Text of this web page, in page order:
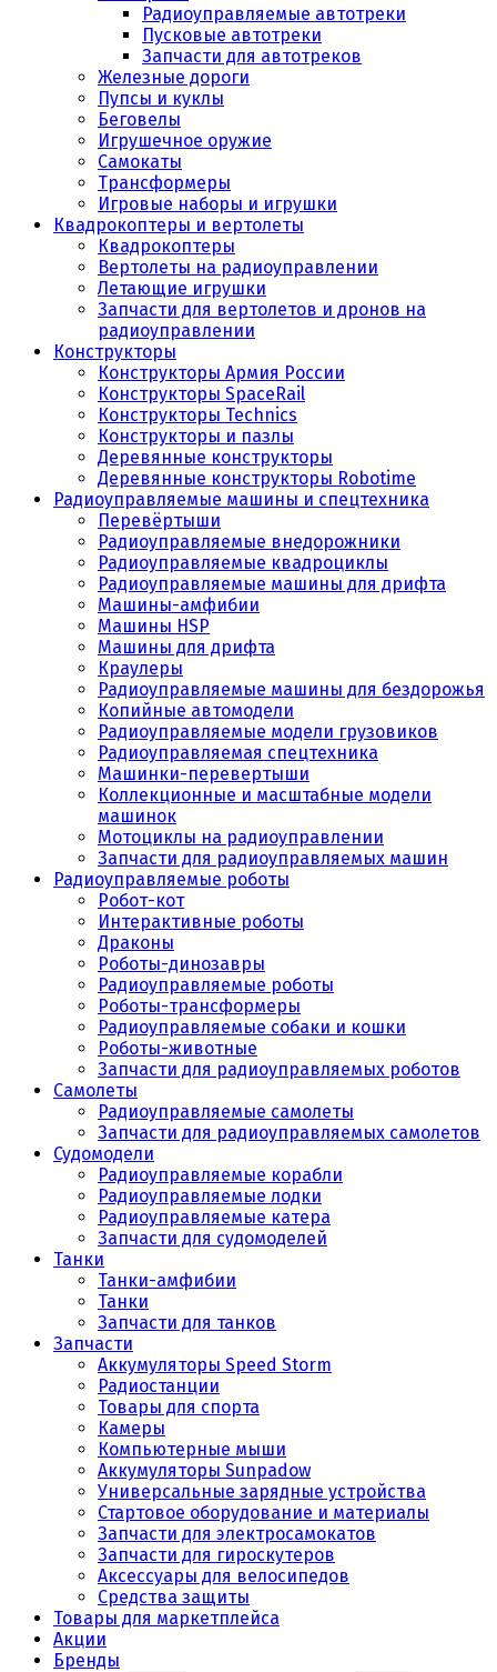
Радиоуправляемые автотреки
Пусковые автотреки
Запчасти для автотреков
Железные дороги
Пупсы и куклы
Беговелы
Игрушечное оружие
Самокаты
Трансформеры
Игровые наборы и игрушки
Квадрокоптеры и вертолеты
Квадрокоптеры
Вертолеты на радиоуправлении
Летающие игрушки
Запчасти для вертолетов и дронов на
радиоуправлении
Конструкторы
Конструкторы Армия России
Конструкторы SpaceRail
Конструкторы Technics
Конструкторы и пазлы
Деревянные конструкторы
Деревянные конструкторы Robotime
Радиоуправляемые машины и спецтехника
Перевёртыши
Радиоуправляемые внедорожники
Радиоуправляемые квадроциклы
Радиоуправляемые машины для дрифта
Машины-амфибии
Машины HSP
Машины для дрифта
Краулеры
Радиоуправляемые машины для бездорожья
Копийные автомодели
Радиоуправляемые модели грузовиков
Радиоуправляемая спецтехника
Машинки-перевертыши
Коллекционные и масштабные модели
машинок
Мотоциклы на радиоуправлении
Запчасти для радиоуправляемых машин
Радиоуправляемые роботы
Робот-кот
Интерактивные роботы
Драконы
Роботы-динозавры
Радиоуправляемые роботы
Роботы-трансформеры
Радиоуправляемые собаки и кошки
Роботы-животные
Запчасти для радиоуправляемых роботов
Самолеты
Радиоуправляемые самолеты
Запчасти для радиоуправляемых самолетов
Судомодели
Радиоуправляемые корабли
Радиоуправляемые лодки
Радиоуправляемые катера
Запчасти для судомоделей
Танки
Танки-амфибии
Танки
Запчасти для танков
Запчасти
Аккумуляторы Speed Storm
Радиостанции
Товары для спорта
Камеры
Компьютерные мыши
Аккумуляторы Sunpadow
Универсальные зарядные устройства
Стартовое оборудование и материалы
Запчасти для электросамокатов
Запчасти для гироскутеров
Аксессуары для велосипедов
Средства защиты
Товары для маркетплейса
Акции
Бренды